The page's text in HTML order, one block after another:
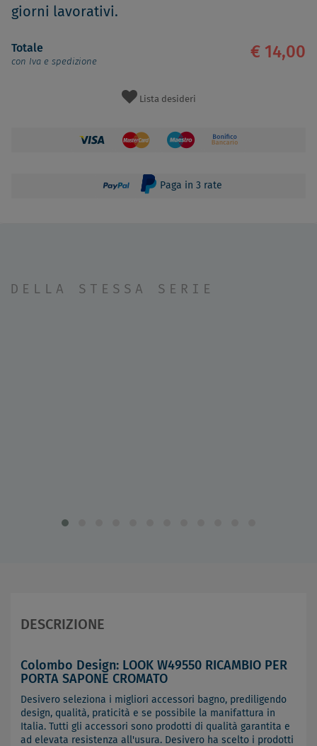
giorni lavorativi.
Totale
con Iva e spedizione
€ 14,00
Lista desideri
Paga in 3 rate
DELLA STESSA SERIE
DESCRIZIONE
Colombo Design: LOOK W49550 RICAMBIO PER
PORTA SAPONE CROMATO
Desivero seleziona i migliori accessori bagno, prediligendo
design, qualità, praticità e se possibile la manifattura in
Italia. Tutti gli accessori sono prodotti di qualità garantita e
ad elevata resistenza all'usura. Desivero ha scelto i prodotti